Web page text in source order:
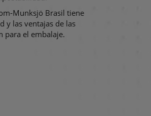
Munksjö Brasil tiene
y las ventajas de las
para el embalaje.